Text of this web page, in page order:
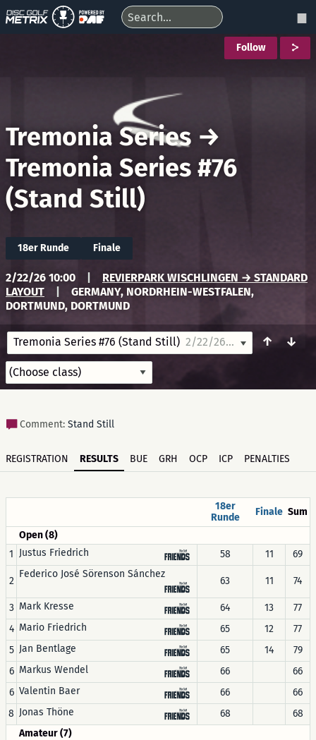
Follow
Tremonia Series →
Tremonia Series #76
(Stand Still)
18er Runde Finale
2/22/26 10:00
REVIERPARK WISCHLINGEN → STANDARD
LAYOUT
GERMANY, NORDRHEIN-WESTFALEN,
DORTMUND, DORTMUND
Tremonia Series #76 (Stand Still) 2/22/26 10:00 ↑ ↓
Comment: Stand Still
REGISTRATION RESULTS BUE GRH OCP ICP PENALTIES
18er
Runde
Finale Sum
Open (8)
1 Justus Friedrich 58 11 69
2
Federico José Sörenson Sánchez
63 11 74
3 Mark Kresse 64 13
77
4 Mario Friedrich 65 12
77
5 Jan Bentlage 65 14
79
6 Markus Wendel 66
66
6 Valentin Baer 66
66
8 Jonas Thöne 68
68
Amateur (7)